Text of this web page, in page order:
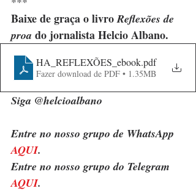
Baixe de graça o livro Reflexões de
proa do jornalista Helcio Albano.
HA_REFLEXÕES_ebook.pdf
Fazer download de PDF • 1.35MB
Siga @helcioalbano
Entre no nosso grupo de WhatsApp
AQUI.
Entre no nosso grupo do Telegram
AQUI.